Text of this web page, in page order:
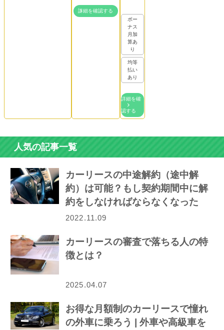
詳細を確認する
ボー
ナス
月加
算あ
り
均等
払い
あり
詳細を確
認する
人気の記事一覧
カーリースの中途解約（途中解
約）は可能？もし契約期間中に解
約をしなければならなくなった
ら…
2022.11.09
カーリースの審査で落ちる人の特
徴とは？
2025.04.07
お得な月額制のカーリースで憧れ
の外車に乗ろう | 外車や高級車を